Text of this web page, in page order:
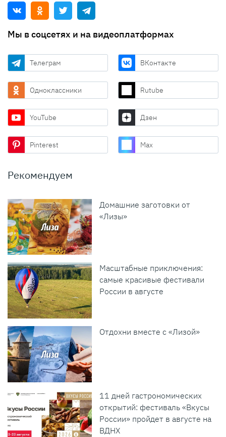
Мы в соцсетях и на видеоплатформах
Телеграм ВКонтакте
Одноклассники Rutube
YouTube Дзен
Pinterest Max
Рекомендуем
Домашние заготовки от
«Лизы»
Масштабные приключения:
самые красивые фестивали
России в августе
Отдохни вместе с «Лизой»
11 дней гастрономических
открытий: фестиваль «Вкусы
России» пройдет в августе на
ВДНХ